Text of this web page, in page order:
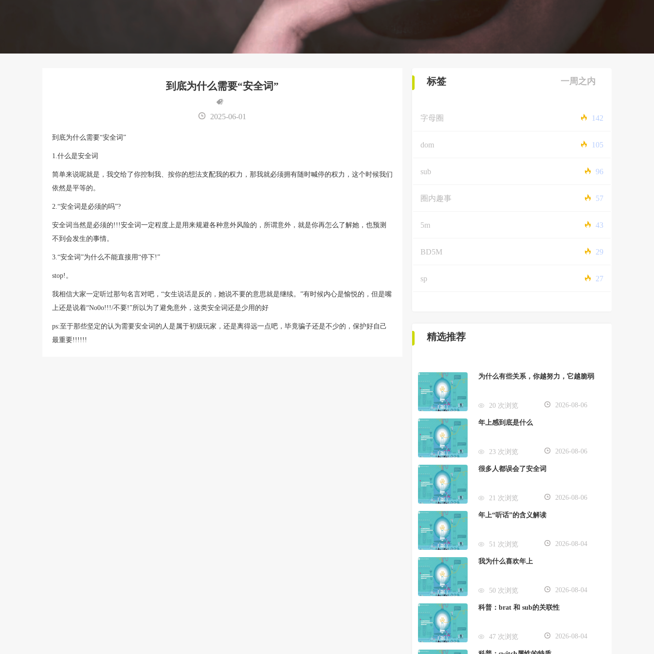
到底为什么需要“安全词”
2025-06-01
到底为什么需要“安全词”
1.什么是安全词
简单来说呢就是，我交给了你控制我、按你的想法支配我的权力，那我就必须拥有随时喊停的权力，这个时候我们
依然是平等的。
2.“安全词是必须的吗”?
安全词当然是必须的!!!安全词一定程度上是用来规避各种意外风险的，所谓意外，就是你再怎么了解她，也预测
不到会发生的事情。
3.“安全词”为什么不能直接用“停下!”
stop!。
我相信大家一定听过那句名言对吧，“女生说话是反的，她说不要的意思就是继续。”有时候内心是愉悦的，但是嘴
上还是说着“No0o!!!/不要!”所以为了避免意外，这类安全词还是少用的好
ps:至于那些坚定的认为需要安全词的人是属于初级玩家，还是离得远一点吧，毕竟骗子还是不少的，保护好自己
最重要!!!!!!
标签 一周之内
字母圈 142
dom 105
sub 96
圈内趣事 57
5m 43
BD5M 29
sp 27
精选推荐
为什么有些关系，你越努力，它越脆弱
20 次浏览 2026-08-06
年上感到底是什么
23 次浏览 2026-08-06
很多人都误会了安全词
21 次浏览 2026-08-06
年上“听话”的含义解读
51 次浏览 2026-08-04
我为什么喜欢年上
50 次浏览 2026-08-04
科普：brat 和 sub的关联性
47 次浏览 2026-08-04